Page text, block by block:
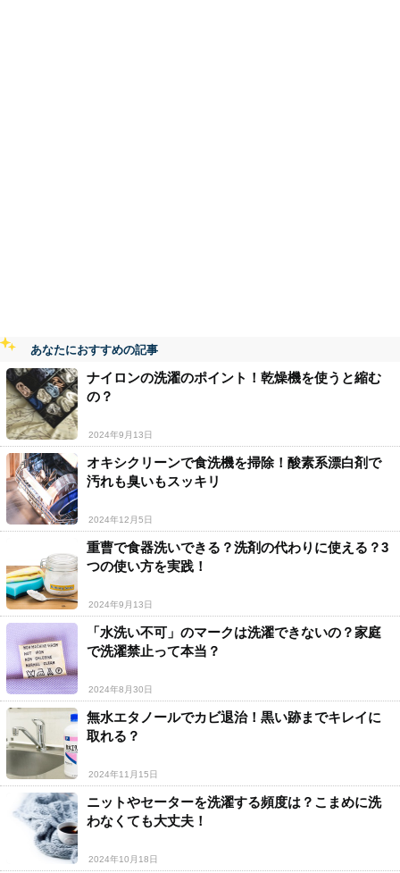
あなたにおすすめの記事
ナイロンの洗濯のポイント！乾燥機を使うと縮む
の？
2024年9月13日
オキシクリーンで食洗機を掃除！酸素系漂白剤で
汚れも臭いもスッキリ
2024年12月5日
重曹で食器洗いできる？洗剤の代わりに使える？3
つの使い方を実践！
2024年9月13日
「水洗い不可」のマークは洗濯できないの？家庭
で洗濯禁止って本当？
2024年8月30日
無水エタノールでカビ退治！黒い跡までキレイに
取れる？
2024年11月15日
ニットやセーターを洗濯する頻度は？こまめに洗
わなくても大丈夫！
2024年10月18日